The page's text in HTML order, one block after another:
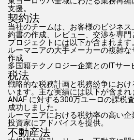
支援。
契約法
当社のチームは、お客様のビジネ
約書の作成、レビュー、交渉を専
プロジェクトには以下が含まれます
ルーマニアの大手メーカーの複雑
作成
多国籍テクノロジー企業とのITサー
税法
戦略的な税務計画と税務紛争にお
います。主な実績には以下が含まれ
ANAF に対する300万ユーロの課税
成功しました。
ルーマニアにおける税効率の高い
投資家にアドバイスを提供。
不動産法